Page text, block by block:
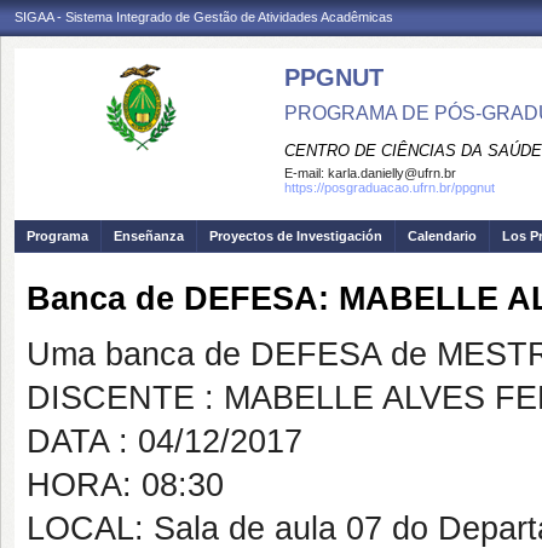
SIGAA - Sistema Integrado de Gestão de Atividades Acadêmicas
PPGNUT
PROGRAMA DE PÓS-
CENTRO DE CIÊNCIAS DA SAÚDE
E-mail: karla.danielly@ufrn.br
https://posgraduacao.ufrn.br/ppgnut
Programa Enseñanza Proyectos de Investigación Calendario Los
Banca de DEFESA: MABELLE
Uma banca de DEFESA de
DISCENTE : MABELLE ALVES
DATA : 04/12/2017
HORA: 08:30
LOCAL: Sala de aula 07 do